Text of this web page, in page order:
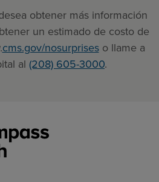
obtener más información
un estimado de costo de
cms.gov/nosurpriseso llame a
al (208) 605-3000.